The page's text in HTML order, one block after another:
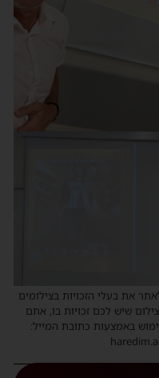
את בעלי הזכויות בצילומים
שיש לכם זכויות בו, אתם
באמצעות כתובת המייל: